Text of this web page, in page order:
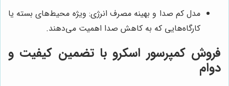
مدل کم صدا و بهینه مصرف انرژی: ویژه محیط‌های بسته یا
کارگاه‌هایی که به کاهش صدا اهمیت می‌دهند.
فروش کمپرسور اسکرو با تضمین کیفیت و
دوام